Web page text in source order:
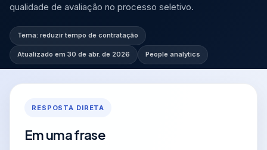
qualidade de avaliação no processo seletivo.
Tema: reduzir tempo de contratação
Atualizado em 30 de abr. de 2026 People analytics
RESPOSTA DIRETA
Em uma frase